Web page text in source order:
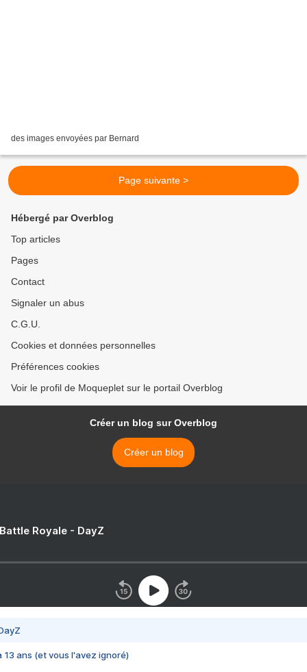
des images envoyées par Bernard
Page suivante >
Hébergé par Overblog
Top articles
Pages
Contact
Signaler un abus
C.G.U.
Cookies et données personnelles
Préférences cookies
Voir le profil de Moqueplet sur le portail Overblog
Créer un blog sur Overblog
Créer un blog
Royale - DayZ
13 ans (et vous l'avez ignoré)